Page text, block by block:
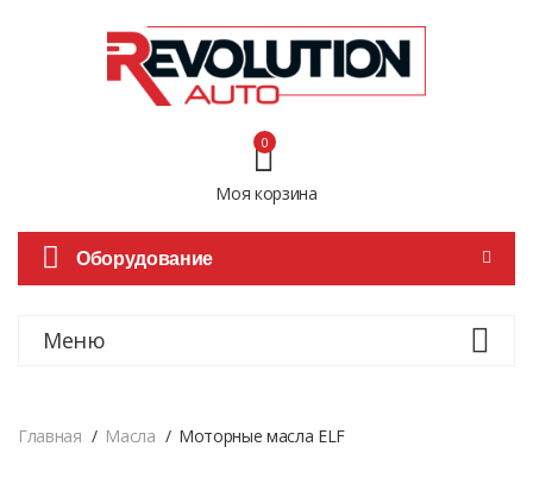
Моя корзина
0
Оборудование
Меню
Главная Масла Моторные масла ELF